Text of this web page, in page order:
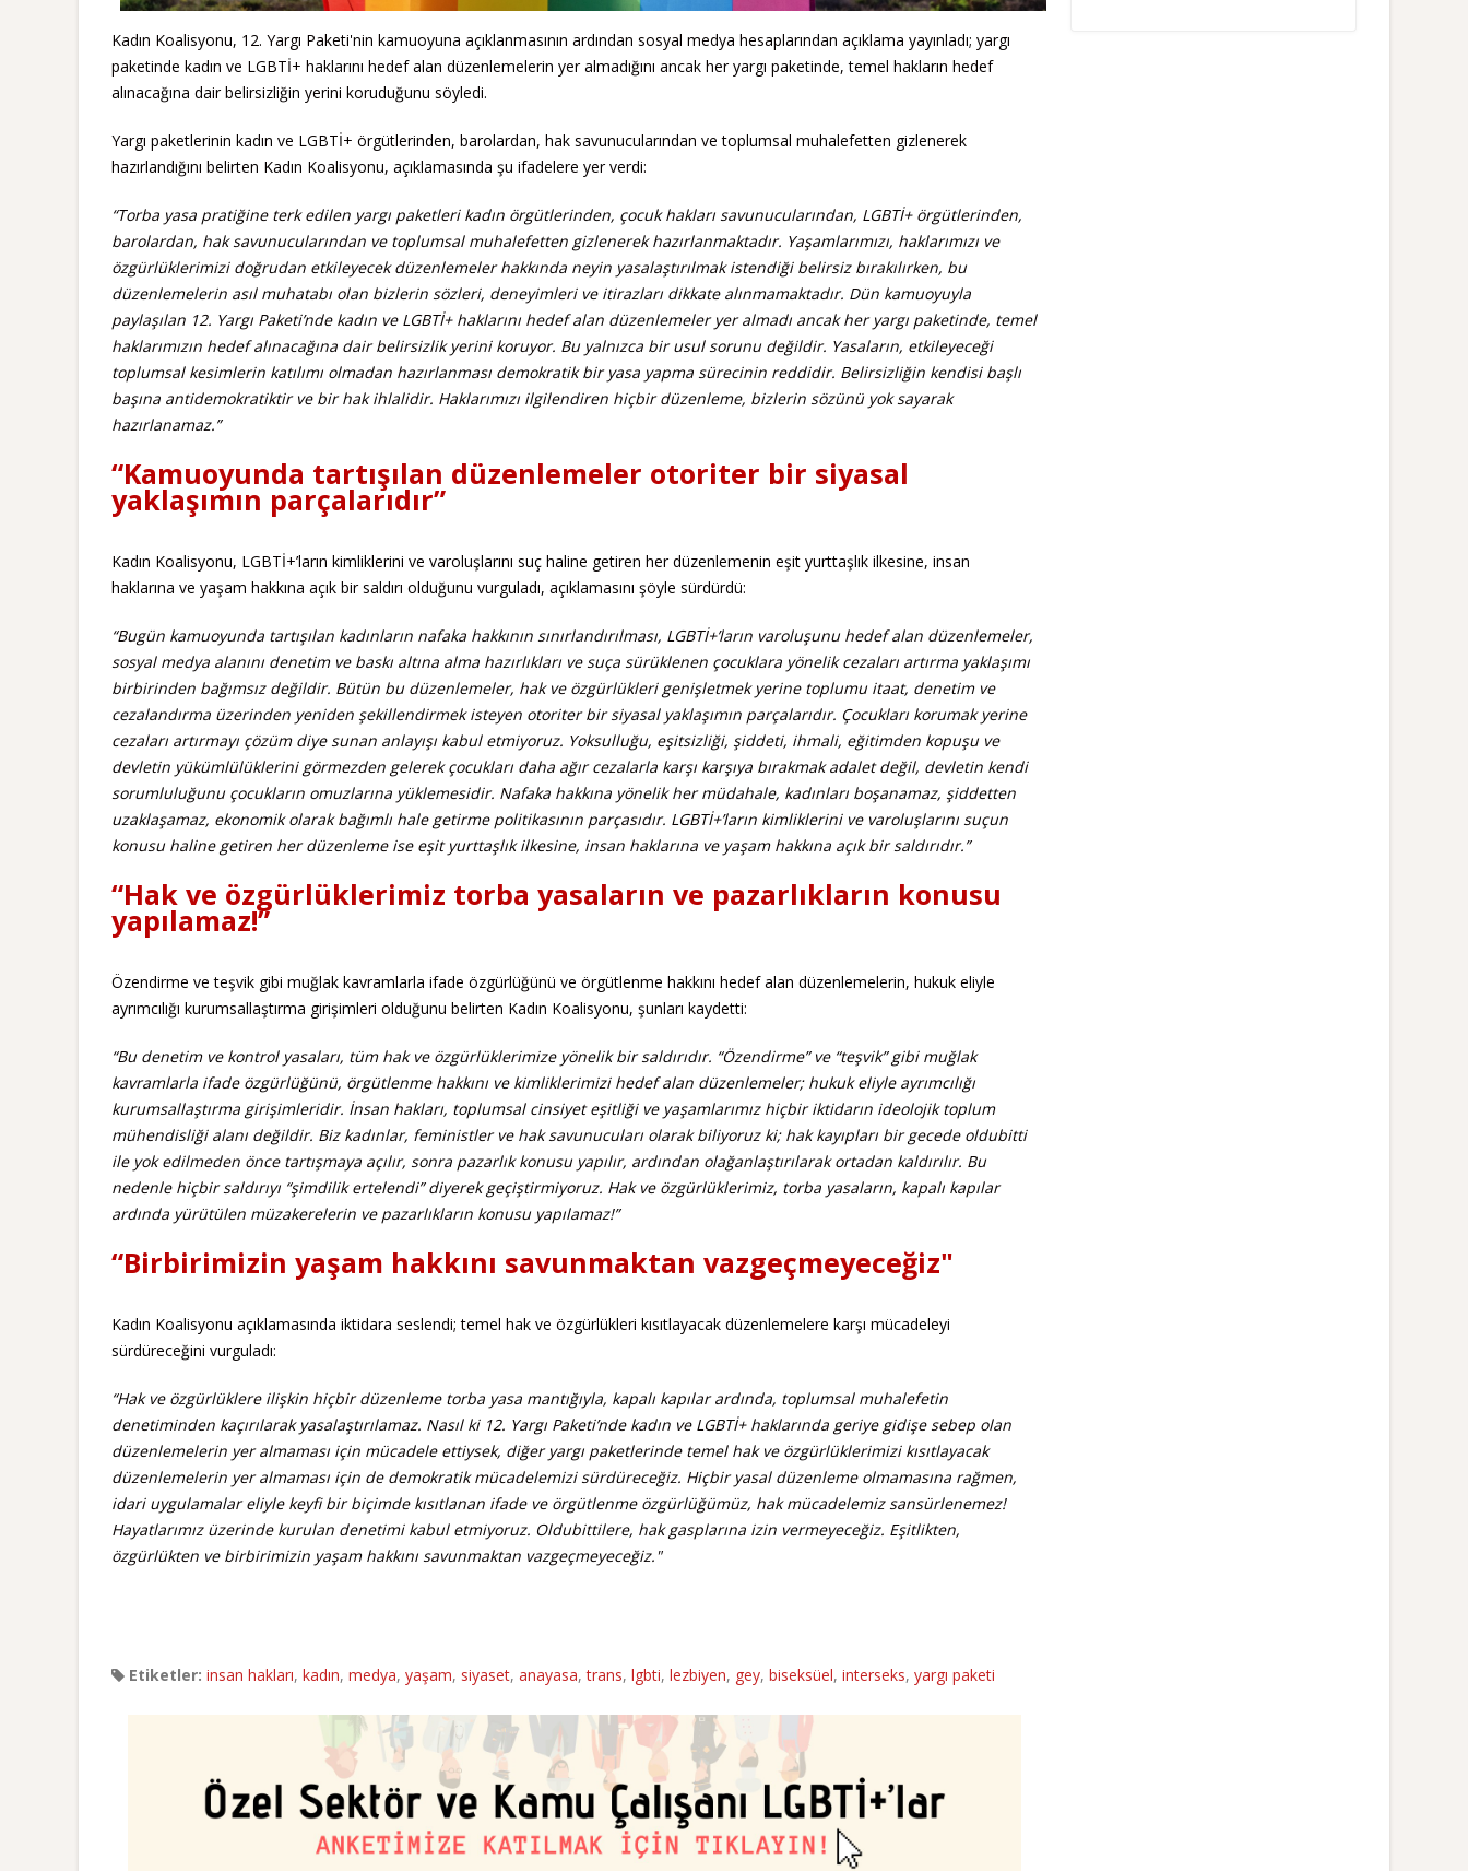
Kadın Koalisyonu, 12. Yargı Paketi'nin kamuoyuna açıklanmasının ardından sosyal medya hesaplarından açıklama yayınladı; yargı
paketinde kadın ve LGBTİ+ haklarını hedef alan düzenlemelerin yer almadığını ancak her yargı paketinde, temel hakların hedef
alınacağına dair belirsizliğin yerini koruduğunu söyledi.
Yargı paketlerinin kadın ve LGBTİ+ örgütlerinden, barolardan, hak savunucularından ve toplumsal muhalefetten gizlenerek
hazırlandığını belirten Kadın Koalisyonu, açıklamasında şu ifadelere yer verdi:
“Torba yasa pratiğine terk edilen yargı paketleri kadın örgütlerinden, çocuk hakları savunucularından, LGBTİ+ örgütlerinden,
barolardan, hak savunucularından ve toplumsal muhalefetten gizlenerek hazırlanmaktadır. Yaşamlarımızı, haklarımızı ve
özgürlüklerimizi doğrudan etkileyecek düzenlemeler hakkında neyin yasalaştırılmak istendiği belirsiz bırakılırken, bu
düzenlemelerin asıl muhatabı olan bizlerin sözleri, deneyimleri ve itirazları dikkate alınmamaktadır. Dün kamuoyuyla
paylaşılan 12. Yargı Paketi’nde kadın ve LGBTİ+ haklarını hedef alan düzenlemeler yer almadı ancak her yargı paketinde, temel
haklarımızın hedef alınacağına dair belirsizlik yerini koruyor. Bu yalnızca bir usul sorunu değildir. Yasaların, etkileyeceği
toplumsal kesimlerin katılımı olmadan hazırlanması demokratik bir yasa yapma sürecinin reddidir. Belirsizliğin kendisi başlı
başına antidemokratiktir ve bir hak ihlalidir. Haklarımızı ilgilendiren hiçbir düzenleme, bizlerin sözünü yok sayarak
hazırlanamaz.”
“Kamuoyunda tartışılan düzenlemeler otoriter bir siyasal
yaklaşımın parçalarıdır”
Kadın Koalisyonu, LGBTİ+’ların kimliklerini ve varoluşlarını suç haline getiren her düzenlemenin eşit yurttaşlık ilkesine, insan
haklarına ve yaşam hakkına açık bir saldırı olduğunu vurguladı, açıklamasını şöyle sürdürdü:
“Bugün kamuoyunda tartışılan kadınların nafaka hakkının sınırlandırılması, LGBTİ+’ların varoluşunu hedef alan düzenlemeler,
sosyal medya alanını denetim ve baskı altına alma hazırlıkları ve suça sürüklenen çocuklara yönelik cezaları artırma yaklaşımı
birbirinden bağımsız değildir. Bütün bu düzenlemeler, hak ve özgürlükleri genişletmek yerine toplumu itaat, denetim ve
cezalandırma üzerinden yeniden şekillendirmek isteyen otoriter bir siyasal yaklaşımın parçalarıdır. Çocukları korumak yerine
cezaları artırmayı çözüm diye sunan anlayışı kabul etmiyoruz. Yoksulluğu, eşitsizliği, şiddeti, ihmali, eğitimden kopuşu ve
devletin yükümlülüklerini görmezden gelerek çocukları daha ağır cezalarla karşı karşıya bırakmak adalet değil, devletin kendi
sorumluluğunu çocukların omuzlarına yüklemesidir. Nafaka hakkına yönelik her müdahale, kadınları boşanamaz, şiddetten
uzaklaşamaz, ekonomik olarak bağımlı hale getirme politikasının parçasıdır. LGBTİ+’ların kimliklerini ve varoluşlarını suçun
konusu haline getiren her düzenleme ise eşit yurttaşlık ilkesine, insan haklarına ve yaşam hakkına açık bir saldırıdır.”
“Hak ve özgürlüklerimiz torba yasaların ve pazarlıkların konusu
yapılamaz!”
Özendirme ve teşvik gibi muğlak kavramlarla ifade özgürlüğünü ve örgütlenme hakkını hedef alan düzenlemelerin, hukuk eliyle
ayrımcılığı kurumsallaştırma girişimleri olduğunu belirten Kadın Koalisyonu, şunları kaydetti:
“Bu denetim ve kontrol yasaları, tüm hak ve özgürlüklerimize yönelik bir saldırıdır. “Özendirme” ve “teşvik” gibi muğlak
kavramlarla ifade özgürlüğünü, örgütlenme hakkını ve kimliklerimizi hedef alan düzenlemeler; hukuk eliyle ayrımcılığı
kurumsallaştırma girişimleridir. İnsan hakları, toplumsal cinsiyet eşitliği ve yaşamlarımız hiçbir iktidarın ideolojik toplum
mühendisliği alanı değildir. Biz kadınlar, feministler ve hak savunucuları olarak biliyoruz ki; hak kayıpları bir gecede oldubitti
ile yok edilmeden önce tartışmaya açılır, sonra pazarlık konusu yapılır, ardından olağanlaştırılarak ortadan kaldırılır. Bu
nedenle hiçbir saldırıyı “şimdilik ertelendi” diyerek geçiştirmiyoruz. Hak ve özgürlüklerimiz, torba yasaların, kapalı kapılar
ardında yürütülen müzakerelerin ve pazarlıkların konusu yapılamaz!”
“Birbirimizin yaşam hakkını savunmaktan vazgeçmeyeceğiz"
Kadın Koalisyonu açıklamasında iktidara seslendi; temel hak ve özgürlükleri kısıtlayacak düzenlemelere karşı mücadeleyi
sürdüreceğini vurguladı:
“Hak ve özgürlüklere ilişkin hiçbir düzenleme torba yasa mantığıyla, kapalı kapılar ardında, toplumsal muhalefetin
denetiminden kaçırılarak yasalaştırılamaz. Nasıl ki 12. Yargı Paketi’nde kadın ve LGBTİ+ haklarında geriye gidişe sebep olan
düzenlemelerin yer almaması için mücadele ettiysek, diğer yargı paketlerinde temel hak ve özgürlüklerimizi kısıtlayacak
düzenlemelerin yer almaması için de demokratik mücadelemizi sürdüreceğiz. Hiçbir yasal düzenleme olmamasına rağmen,
idari uygulamalar eliyle keyfi bir biçimde kısıtlanan ifade ve örgütlenme özgürlüğümüz, hak mücadelemiz sansürlenemez!
Hayatlarımız üzerinde kurulan denetimi kabul etmiyoruz. Oldubittilere, hak gasplarına izin vermeyeceğiz. Eşitlikten,
özgürlükten ve birbirimizin yaşam hakkını savunmaktan vazgeçmeyeceğiz."
Etiketler: insan hakları, kadın, medya, yaşam, siyaset, anayasa,trans, lgbti, lezbiyen, gey, biseksüel, interseks, yargı paketi